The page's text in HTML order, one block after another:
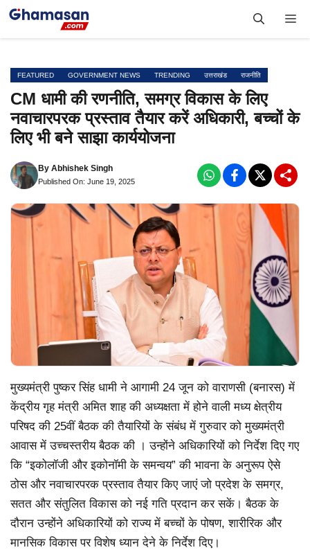
Skip
FEATURED GOVERNMENT NEWS TRENDING उत्तराखंड राजनीति
CM धामी की रणनीति, समग्र विकास के लिए
नवाचारपरक प्रस्ताव तैयार करें अधिकारी, बच्चों के
लिए भी बने साझा कार्ययोजना
By Abhishek Singh
Published On: June 19, 2025
मुख्यमंत्री पुष्कर सिंह धामी ने आगामी 24 जून को वाराणसी (बनारस) में
केंद्रीय गृह मंत्री अमित शाह की अध्यक्षता में होने वाली मध्य क्षेत्रीय
परिषद की 25वीं बैठक की तैयारियों के संबंध में गुरुवार को मुख्यमंत्री
आवास में उच्चस्तरीय बैठक की । उन्होंने अधिकारियों को निर्देश दिए गए
कि “इकोलॉजी और इकोनॉमी के समन्वय” की भावना के अनुरूप ऐसे
ठोस और नवाचारपरक प्रस्ताव तैयार किए जाएं जो प्रदेश के समग्र,
सतत और संतुलित विकास को नई गति प्रदान कर सकें। बैठक के
दौरान उन्होंने अधिकारियों को राज्य में बच्चों के पोषण, शारीरिक और
मानसिक विकास पर विशेष ध्यान देने के निर्देश दिए।